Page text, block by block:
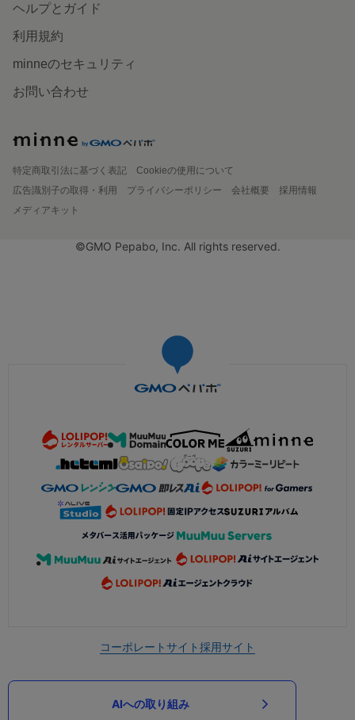
ヘルプとガイド
利用規約
minneのセキュリティ
お問い合わせ
特定商取引法に基づく表記
Cookieの使用について
広告識別子の取得・利用
プライバシーポリシー 会社概要
採用情報
メディアキット
©GMO Pepabo, Inc. All rights reserved.
コーポレートサイト採用サイト
AIへの取り組み